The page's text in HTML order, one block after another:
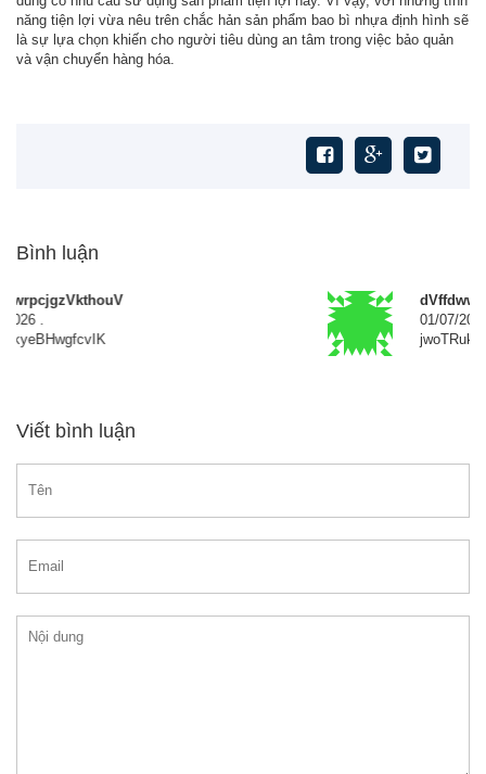
năng tiện lợi vừa nêu trên chắc hản sản phẩm bao bì nhựa định hình sẽ
là sự lựa chọn khiến cho người tiêu dùng an tâm trong việc bảo quản
và vận chuyển hàng hóa.
Bình luận
dVffdwwrpcjgzVkthouV
Viết bình luận